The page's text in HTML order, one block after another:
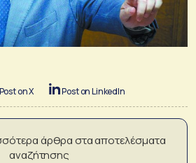
Post on X Post on LinkedIn
άρθρα στα αποτελέσματα
αναζήτησης